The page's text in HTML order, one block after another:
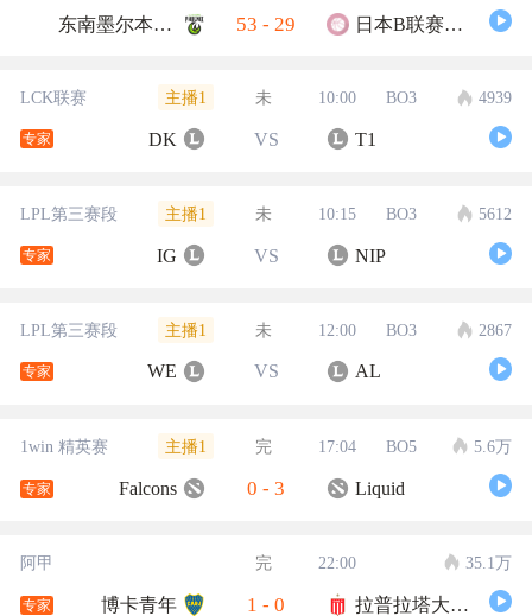
东南墨尔本凤凰 53 - 29 日本B联赛联队
LCK联赛 主播1 未 10:00 BO3 4939
专家 DK VS T1
LPL第三赛段 主播1 未 10:15 BO3 5612
专家 IG VS NIP
LPL第三赛段 主播1 未 12:00 BO3 2867
专家 WE VS AL
1win 精英赛 主播1 完 17:04 BO5 5.6万
专家 Falcons 0 - 3 Liquid
阿甲 完 22:00 35.1万
专家 博卡青年 1 - 0 拉普拉塔大学生